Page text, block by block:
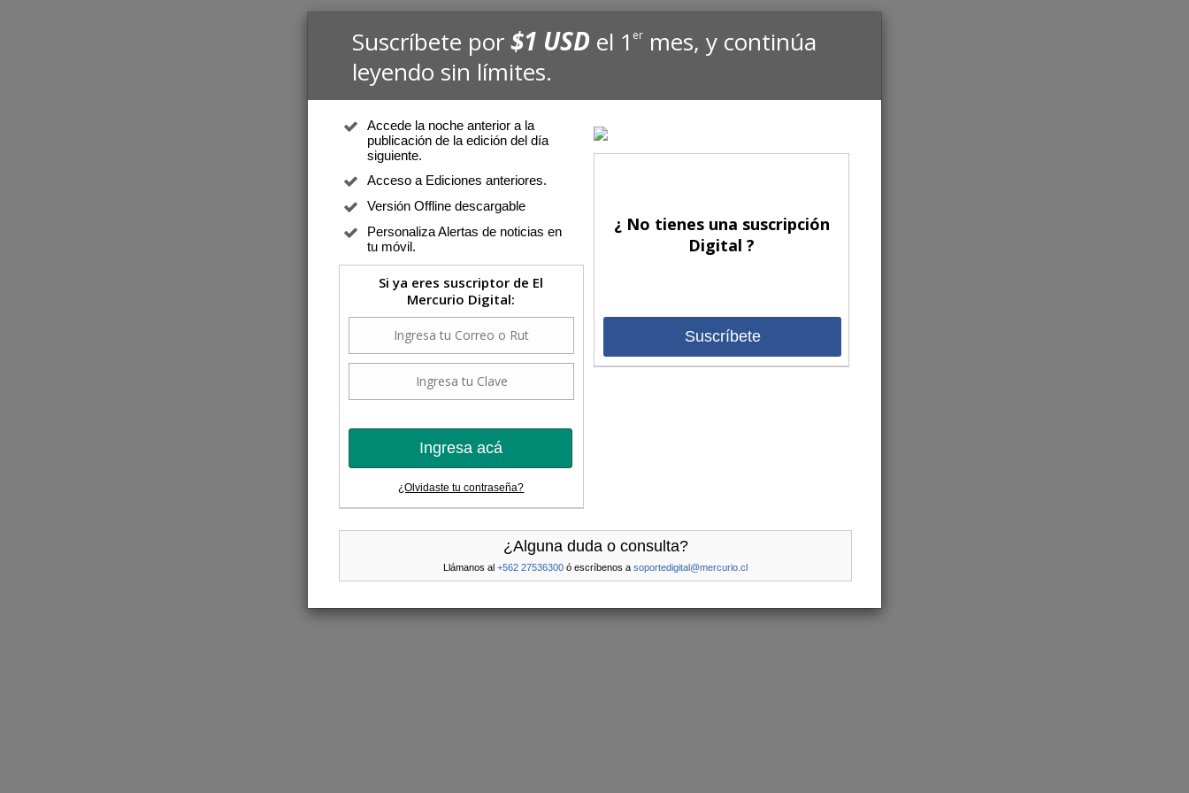
Suscríbete por$1 USD el 1er mes, y continúa
leyendo sin límites.
Accede la noche anterior a la
publicación de la edición del día
siguiente.
Acceso a Ediciones anteriores.
Versión Offline descargable
Personaliza Alertas de noticias en
tu móvil.
Si ya eres suscriptor de El
Mercurio Digital:
Ingresa acá
¿Olvidaste tu contraseña?
¿ No tienes una suscripción
Digital ?
Suscríbete
¿Alguna duda o consulta?
Llámanos al +562 27536300 ó escríbenos a soportedigital@mercurio.cl